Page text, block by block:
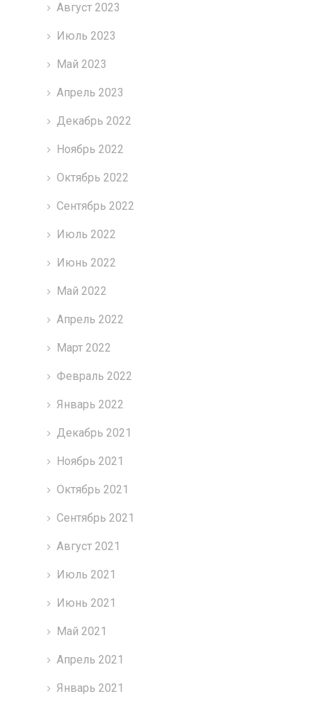
Август 2023
Июль 2023
Май 2023
Апрель 2023
Декабрь 2022
Ноябрь 2022
Октябрь 2022
Сентябрь 2022
Июль 2022
Июнь 2022
Май 2022
Апрель 2022
Март 2022
Февраль 2022
Январь 2022
Декабрь 2021
Ноябрь 2021
Октябрь 2021
Сентябрь 2021
Август 2021
Июль 2021
Июнь 2021
Май 2021
Апрель 2021
Январь 2021